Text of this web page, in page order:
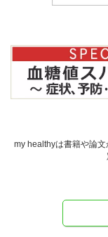
my healthyは書籍や論文